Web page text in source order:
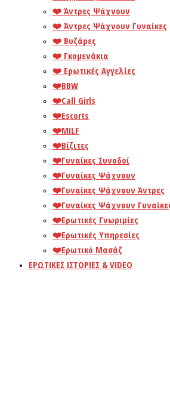
❤️️ Άντρες Ψάχνουν
❤️️ Άντρες Ψάχνουν Γυναίκες
❤️️ Βυζάρες
❤️️ Γκομενάκια
❤️️ Ερωτικές Αγγελίες
❤️️BBW
❤️️Call Girls
❤️️Escorts
❤️️MILF
❤️️Βίζιτες
❤️️Γυναίκες Συνοδοί
❤️️Γυναίκες Ψάχνουν
❤️️Γυναίκες Ψάχνουν Άντρες
❤️️Γυναίκες Ψάχνουν
❤️️Ερωτικές Γνωριμίες
❤️️Ερωτικές Υπηρεσίες
❤️️Ερωτικό Μασάζ
ΕΡΩΤΙΚΕΣ ΙΣΤΟΡΙΕΣ & VIDEO